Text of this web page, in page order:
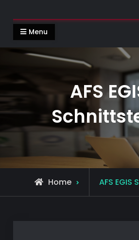
Menu
AFS
Home AFS